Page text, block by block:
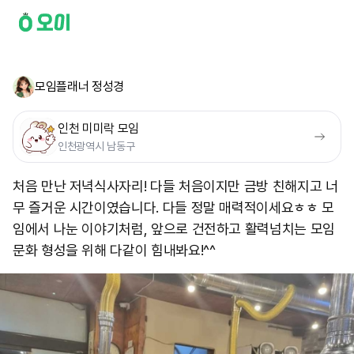
모임플래너 정성경
인천 미미락 모임
인천광역시 남동구
처음 만난 저녁식사자리! 다들 처음이지만 금방 친해지고 너
무 즐거운 시간이였습니다. 다들 정말 매력적이세요ㅎㅎ 모
임에서 나눈 이야기처럼, 앞으로 건전하고 활력넘치는 모임
문화 형성을 위해 다같이 힘내봐요!^^